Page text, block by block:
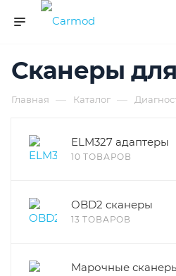
Сканеры
Главная — Каталог —
ELM327 адаптеры
10 ТОВАРОВ
OBD2 сканеры
13 ТОВАРОВ
Марочные